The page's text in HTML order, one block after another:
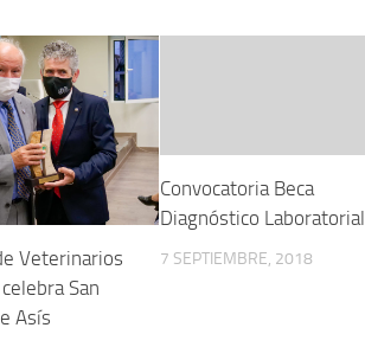
Veterinarios
San
Asís
Convocatoria Beca
Diagnóstico Laboratorial
7 SEPTIEMBRE, 2018